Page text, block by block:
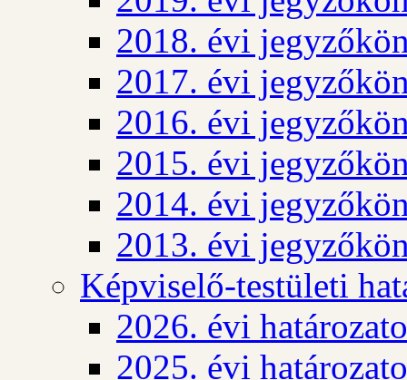
2018. évi
2017. évi
2016. évi
2015. évi
2014. évi
2013. évi
Képviselő-testületi
2026. évi
2025. évi